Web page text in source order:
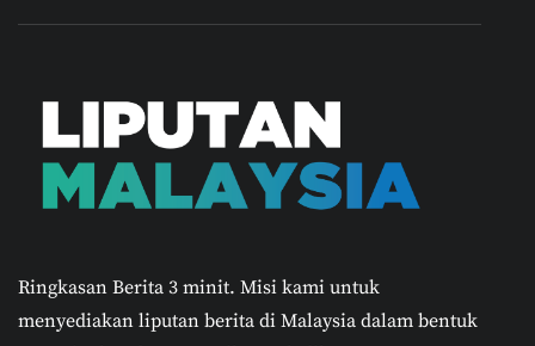
Ringkasan Berita 3 minit. Misi kami untuk
menyediakan liputan berita di Malaysia dalam bentuk